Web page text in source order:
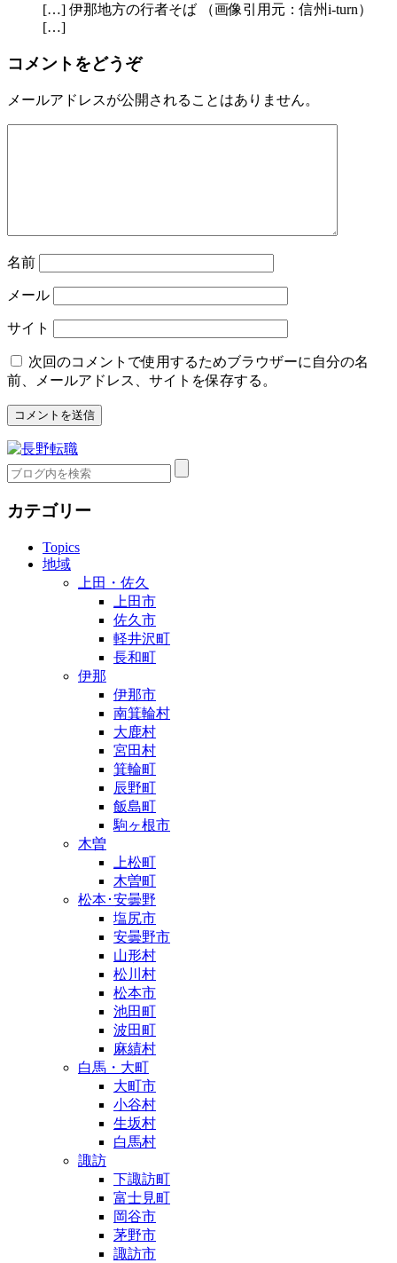
[…] 伊那地方の行者そば （画像引用元：信州i-turn）
[…]
コメントをどうぞ
メールアドレスが公開されることはありません。
名前
メール
サイト
次回のコメントで使用するためブラウザーに自分の名
前、メールアドレス、サイトを保存する。
カテゴリー
Topics
地域
上田・佐久
上田市
佐久市
軽井沢町
長和町
伊那
伊那市
南箕輪村
大鹿村
宮田村
箕輪町
辰野町
飯島町
駒ヶ根市
木曽
上松町
木曽町
松本･安曇野
塩尻市
安曇野市
山形村
松川村
松本市
池田町
波田町
麻績村
白馬・大町
大町市
小谷村
生坂村
白馬村
諏訪
下諏訪町
富士見町
岡谷市
茅野市
諏訪市